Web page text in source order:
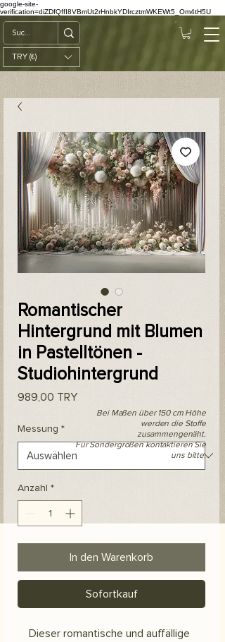
google-site-
verification=diZDfQffI8VBmUt2rHnbkYDIrcztmWKEWt5_Om4tH5U
TRY (₺)
Romantischer
Hintergrund mit Blumen
in Pastelltönen -
Studiohintergrund
989,00 TRYPreis
Messung *
Anzahl *
In den Warenkorb
Sofortkauf
Dieser romantische und auffällige
Bei Maßen über 150 cm Höhe
werden die Stoffe
zusammengenäht.
Für Sondergrößen kontaktieren Sie
uns bitte.